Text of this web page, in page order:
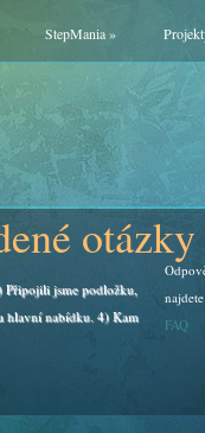
StepMania»
otázky
Připojili jsme podložku,
hlavní nabídku. 4) Kam
FAQ